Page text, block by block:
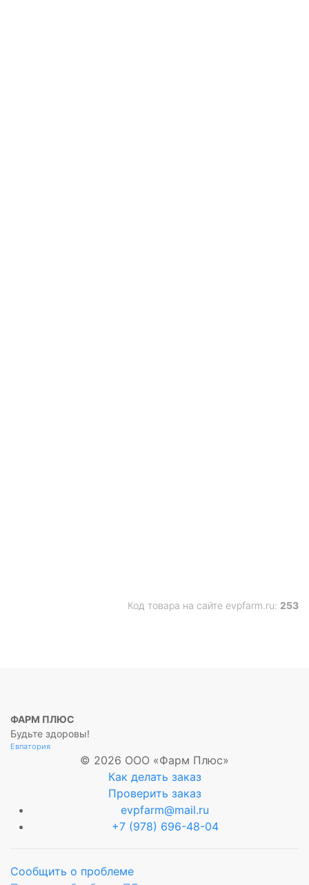
Код товара на сайте evpfarm.ru: 253
ФАРМ ПЛЮС
Будьте здоровы!
Евпатория
© 2026 ООО «Фарм Плюс»
Как делать заказ
Проверить заказ
evpfarm@mail.ru
+7 (978) 696-48-04
Сообщить о проблеме